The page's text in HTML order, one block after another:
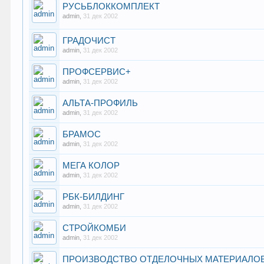
РУСЬБЛОККОМПЛЕКТ
admin 31 дек 2002
ГРАДОЧИСТ
admin 31 дек 2002
ПРОФСЕРВИС+
admin 31 дек 2002
АЛЬТА-ПРОФИЛЬ
admin 31 дек 2002
БРАМОС
admin 31 дек 2002
МЕГА КОЛОР
admin 31 дек 2002
РБК-БИЛДИНГ
admin 31 дек 2002
СТРОЙКОМБИ
admin 31 дек 2002
ПРОИЗВОДСТВО ОТДЕЛОЧНЫХ